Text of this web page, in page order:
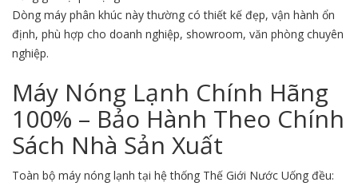
Dòng máy phân khúc này thường có thiết kế đẹp, vận hành ổn
định, phù hợp cho doanh nghiệp, showroom, văn phòng chuyên
nghiệp.
Máy Nóng Lạnh Chính Hãng
100% – Bảo Hành Theo Chính
Sách Nhà Sản Xuất
Toàn bộ máy nóng lạnh tại hệ thống Thế Giới Nước Uống đều: